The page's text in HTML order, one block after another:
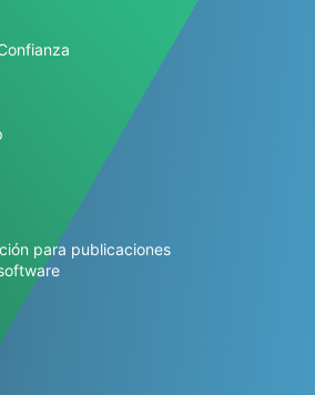
para publicaciones